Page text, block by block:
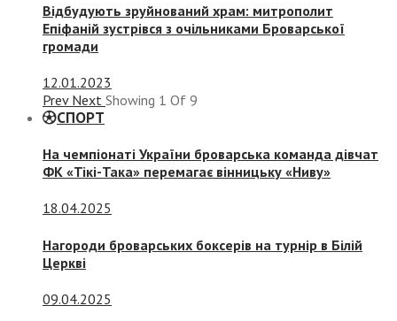
Відбудують зруйнований храм: митрополит
Епіфаній зустрівся з очільниками Броварської
громади
12.01.2023
Prev Next Showing 1 Of 9
СПОРТ
На чемпіонаті України броварська команда дівчат
ФК «Тікі-Така» перемагає вінницьку «Ниву»
18.04.2025
Нагороди броварських боксерів на турнір в Білій
Церкві
09.04.2025